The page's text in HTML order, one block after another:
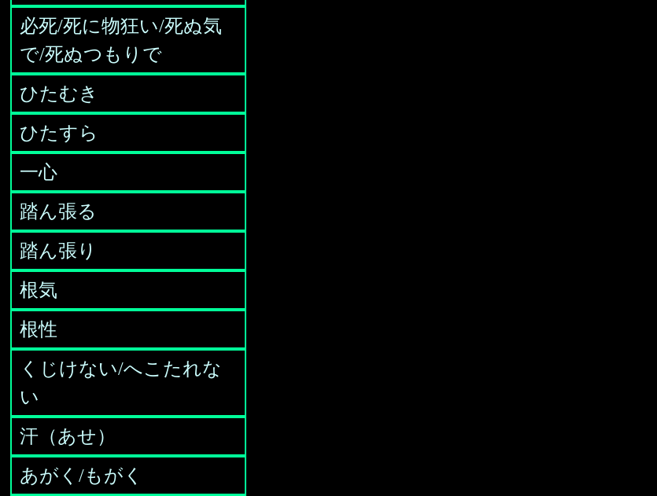
必死/死に物狂い/死ぬ気
で/死ぬつもりで
ひたむき
ひたすら
一心
踏ん張る
踏ん張り
根気
根性
くじけない/へこたれな
い
汗（あせ）
あがく/もがく